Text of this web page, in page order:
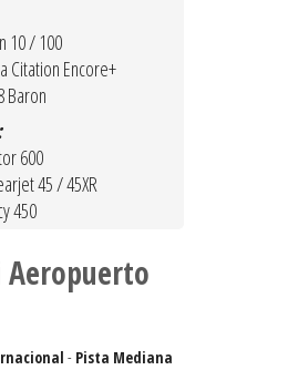
10 / 100
Citation Encore+
Baron
600
45 / 45XR
450
- Pista Mediana